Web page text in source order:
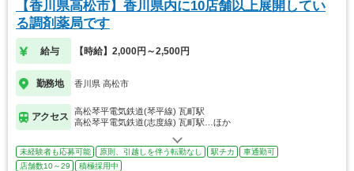
【香川県高松市】香川県内に10店舗以上展開してい
る調剤薬局です
給与 【時給】2,000円～2,500円
勤務地 香川県 高松市
アクセス
高松琴平電気鉄道(琴平線) 瓦町駅
高松琴平電気鉄道(志度線) 瓦町駅…ほか
未経験者も応募可能 原則、引越しを伴う転勤なし 駅チカ
車通勤可
店舗数10～29
積極採用中